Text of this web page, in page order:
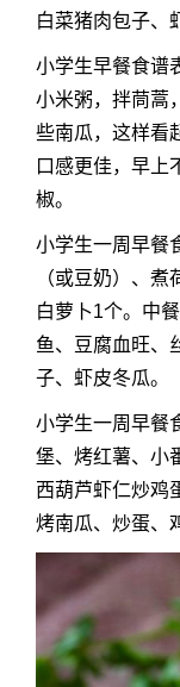
白菜猪肉包子、
小学生早餐食谱
小米粥，拌茼蒿
些南瓜，这样看
口感更佳，早上
椒。
小学生一周早餐
（或豆奶）、
白萝卜1个。中
鱼、豆腐血旺、
子、虾皮冬瓜。
小学生一周早餐
堡、烤红薯、小
西葫芦虾仁炒鸡
烤南瓜、炒蛋、